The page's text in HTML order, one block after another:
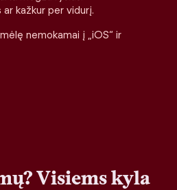
kažkur per vidurį.
nemokamai į „iOS“ ir
Visiems kyla